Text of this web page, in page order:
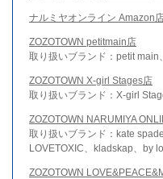
ナルミヤオンライン Amazon
ZOZOTOWN petitmain店
取り扱いブランド：petit
ZOZOTOWN X-girl Stages店
取り扱いブランド：X-girl
ZOZOTOWN NARUMIYA
取り扱いブランド：kate
LOVETOXIC、kladskap、by
ZOZOTOWN